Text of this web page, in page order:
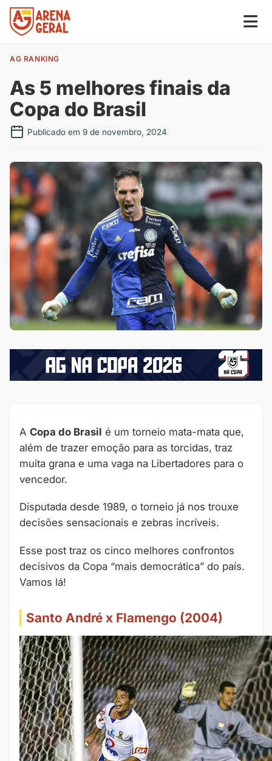
AG RANKING
As 5 melhores finais da
Copa do Brasil
Publicado em 9 de novembro, 2024
A Copa do Brasil é um torneio mata-mata que,
além de trazer emoção para as torcidas, traz
muita grana e uma vaga na Libertadores para o
vencedor.
Disputada desde 1989, o torneio já nos trouxe
decisões sensacionais e zebras incríveis.
Esse post traz os cinco melhores confrontos
decisivos da Copa “mais democrática” do país.
Vamos lá!
Santo André x Flamengo (2004)